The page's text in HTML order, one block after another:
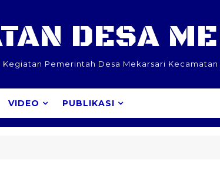
DESA
Kegiatan Pemerintah Desa Mekarsari
VIDEO PUBLIKASI